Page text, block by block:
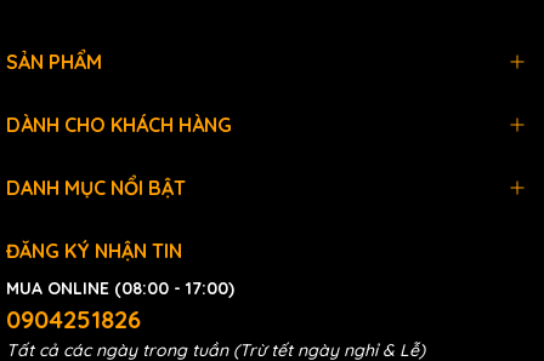
SẢN PHẨM
DÀNH CHO KHÁCH HÀNG
DANH MỤC NỔI BẬT
ĐĂNG KÝ NHẬN TIN
MUA ONLINE (08:00 - 17:00)
0904251826
Tất cả các ngày trong tuần (Trừ tết ngày nghỉ & Lễ)